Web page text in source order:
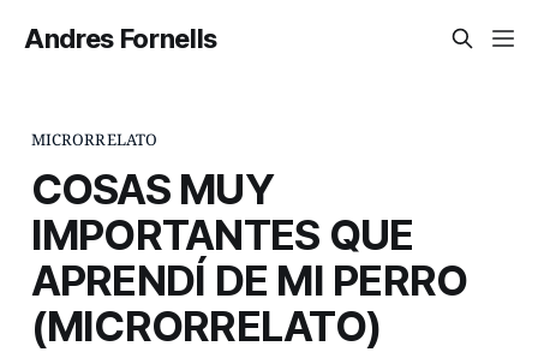
Andres Fornells
MICRORRELATO
COSAS MUY
IMPORTANTES QUE
APRENDÍ DE MI PERRO
(MICRORRELATO)